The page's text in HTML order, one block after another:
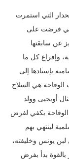
التي استمرت
فرضت على
عن سابقتها
وإفراغ كل ما
بإسنادها إلى
الوقاحة هي السلاح
أويحيى وولد
الوقاحة يكفي لفرض
لينتهي بهم
لبن يونس وخليفته،
بدأ بفرض